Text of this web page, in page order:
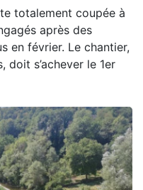
totalement coupée à
après des
en février. Le chantier,
doit s’achever le 1er